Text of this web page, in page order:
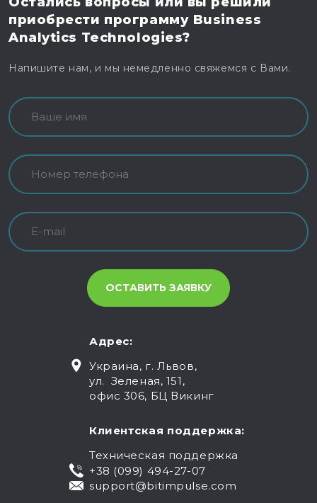
приобрести программу Business
Analytics Technologies?
Напишите нам, и мы немедленно свяжемся с Вами.
Адрес:
Украина, г. Львов,
ул. Зеленая, 151,
офис 306, БЦ Викинг
Клиентская поддержка:
Техническая поддержка
+38 (099) 494-27-07
support@bitimpulse.com